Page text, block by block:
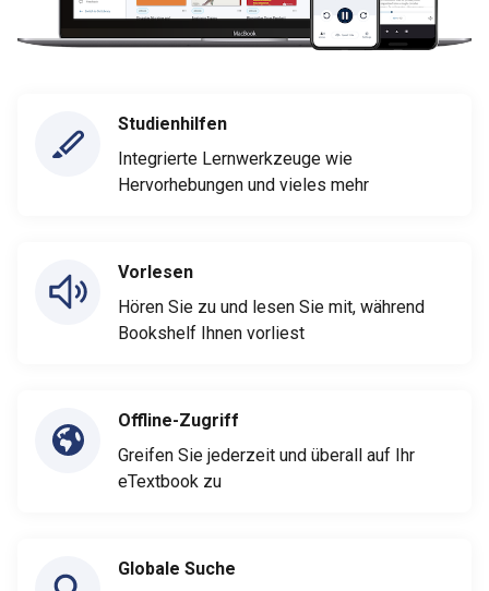
Studienhilfen
Integrierte Lernwerkzeuge wie
Hervorhebungen und vieles mehr
Vorlesen
Hören Sie zu und lesen Sie mit, während
Bookshelf Ihnen vorliest
Offline-Zugriff
Greifen Sie jederzeit und überall auf Ihr
eTextbook zu
Globale Suche